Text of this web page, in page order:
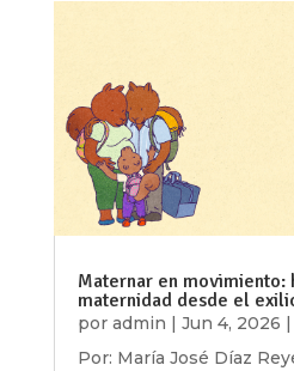
Maternar en movimiento:
maternidad desde el
por admin Jun 4, 2026
Por: María José Díaz